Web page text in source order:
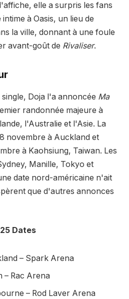
elle a surpris les fans
à Oasis, un lieu de
la ville, donnant à une foule
avant-goût de Rivaliser.
Doja l'a annoncée Ma
randonnée majeure à
l'Australie et l'Asie. La
novembre à Auckland et
à Kaohsiung, Taiwan. Les
Manille, Tokyo et
date nord-américaine n'ait
que d'autres annonces
Dates
– Spark Arena
– Rac Arena
– Rod Laver Arena